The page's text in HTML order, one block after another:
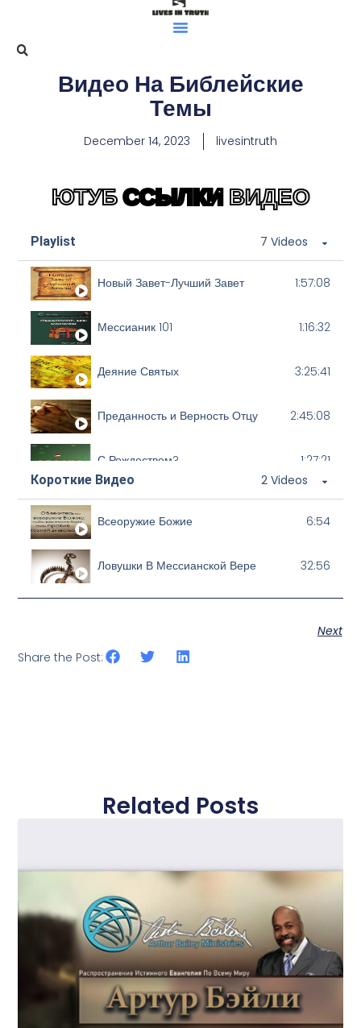
Видео На Библейские
Темы
December 14, 2023 livesintruth
ЮТУБССЫЛКИ ВИДЕО
Playlist 7 Videos
Новый Завет-Лучший Завет 1:57:08
Мессианик 101 1:16:32
Деяние Святых 3:25:41
Преданность и Верность Отцу 2:45:08
С Рождеством? 1:27:21
Ханука: Сокрытая Истина 1:44:42
Короткие Видео 2 Videos
Всеоружие Божие 6:54
Ловушки В Мессианской Вере 32:56
Next
Share the Post:
Related Posts